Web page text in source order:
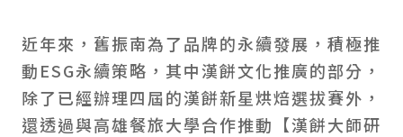
近年來，舊振南為了品牌的永續發展，積極推
動ESG永續策略，其中漢餅文化推廣的部分，
除了已經辦理四屆的漢餅新星烘焙選拔賽外，
還透過與高雄餐旅大學合作推動【漢餅大師研